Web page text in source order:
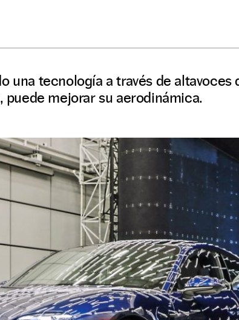
una tecnología a través de altavoces
mejorar su aerodinámica.